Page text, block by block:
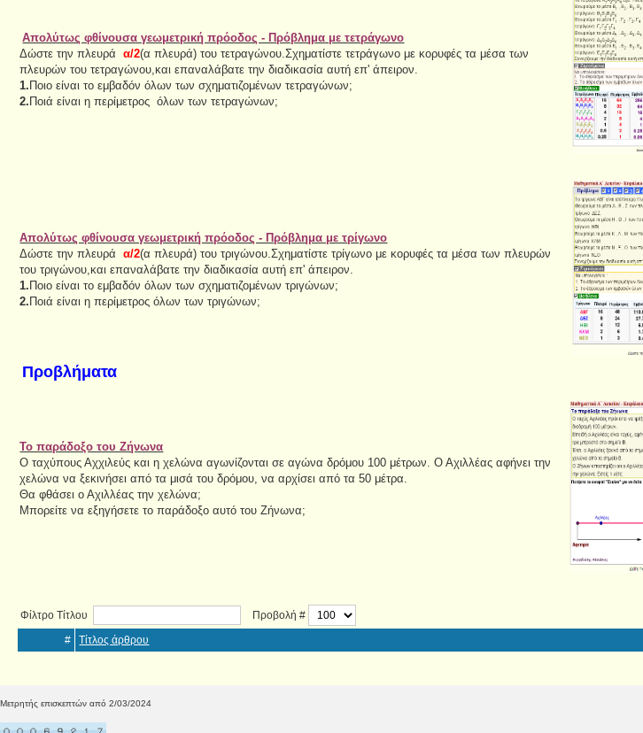
Απολύτως φθίνουσα γεωμετρική πρόοδος - Πρόβλημα με τετράγωνο
Δώστε την πλευρά
α/2(α πλευρά) του τετραγώνου.Σχηματίστε τετράγωνο με κορυφές τα μέσα των
πλευρών του τετραγώνου,και επαναλάβατε την διαδικασία αυτή επ' άπειρον.
1. Ποιο είναι το εμβαδόν όλων των σχηματιζομένων τετραγώνων;
2. Ποιά είναι η περίμετρος όλων των τετραγώνων;
Απολύτως φθίνουσα γεωμετρική πρόοδος - Πρόβλημα με τρίγωνο
Δώστε την πλευρά
α/2(α πλευρά) του τριγώνου.Σχηματίστε τρίγωνο με κορυφές τα μέσα των πλευρών
του τριγώνου,και επαναλάβατε την διαδικασία αυτή επ' άπειρον.
1. Ποιο είναι το εμβαδόν όλων των σχηματιζομένων τριγώνων;
2. Ποιά είναι η περίμετρος όλων των τριγώνων;
Προβλήματα
Το παράδοξο του Ζήνωνα
Ο ταχύπους Αχχιλεύς και η χελώνα αγωνίζονται σε αγώνα δρόμου 100 μέτρων. Ο Αχιλλέας αφήνει την
χελώνα να ξεκινήσει από τα μισά του δρόμου, να αρχίσει από τα 50 μέτρα.
Θα φθάσει ο Αχιλλέας την χελώνα;
Μπορείτε να εξηγήσετε το παράδοξο αυτό του Ζήνωνα;
Φίλτρο Τίτλου
Προβολή #
#
Τίτλος άρθρου
Μετρητής επισκεπτών από 2/03/2024